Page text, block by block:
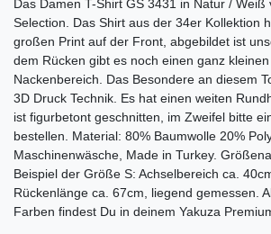
Das Damen T-Shirt GS 3431 in Natur / Weiß
Selection. Das Shirt aus der 34er Kollektion
großen Print auf der Front, abgebildet ist
dem Rücken gibt es noch einen ganz
Nackenbereich. Das Besondere an diesem
3D Druck Technik. Es hat einen weiten
ist figurbetont geschnitten, im Zweifel bitte
bestellen. Material: 80% Baumwolle 20%
Maschinenwäsche, Made in Turkey.
Beispiel der Größe S: Achselbereich ca.
Rückenlänge ca. 67cm, liegend gemessen.
Farben findest Du in deinem Yakuza